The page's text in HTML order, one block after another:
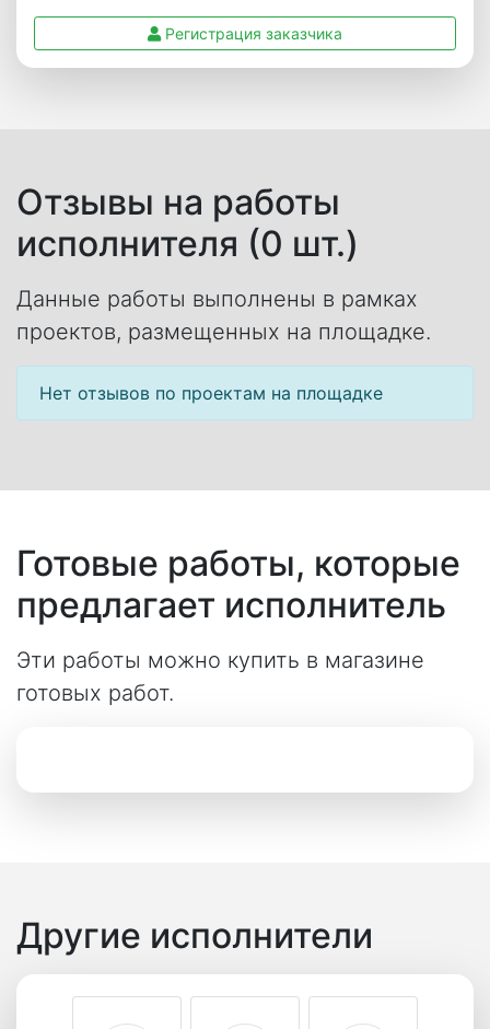
Регистрация заказчика
Отзывы на работы
исполнителя (0 шт.)
Данные работы выполнены в рамках
проектов, размещенных на площадке.
Нет отзывов по проектам на площадке
Готовые работы, которые
предлагает исполнитель
Эти работы можно купить в магазине
готовых работ.
Другие исполнители